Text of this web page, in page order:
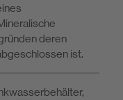
deren
ist.